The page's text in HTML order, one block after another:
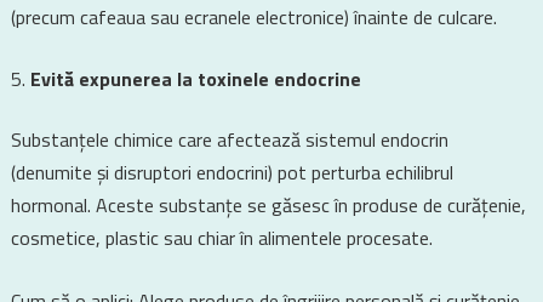
(precum cafeaua sau ecranele electronice) înainte de culcare.
Evită expunerea la toxinele endocrine
Substanțele chimice care afectează sistemul endocrin
(denumite și disruptori endocrini) pot perturba echilibrul
hormonal. Aceste substanțe se găsesc în produse de curățenie,
cosmetice, plastic sau chiar în alimentele procesate.